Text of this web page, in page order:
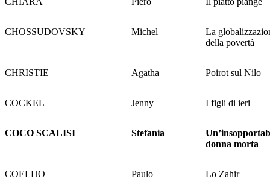
CHOSSUDOVSKY Michel
La
della povertà
CHRISTIE Agatha Poirot sul Nilo
COCKEL Jenny I figli di ieri
COCO SCALISI Stefania
donna morta
COELHO Paulo Lo Zahir